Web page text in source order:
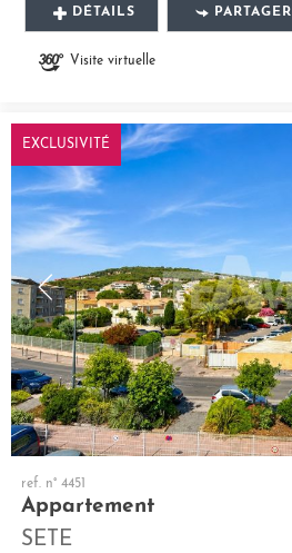
DÉTAILS PARTAGER
Visite virtuelle
EXCLUSIVITÉ
ref. n° 4451
Appartement
SETE